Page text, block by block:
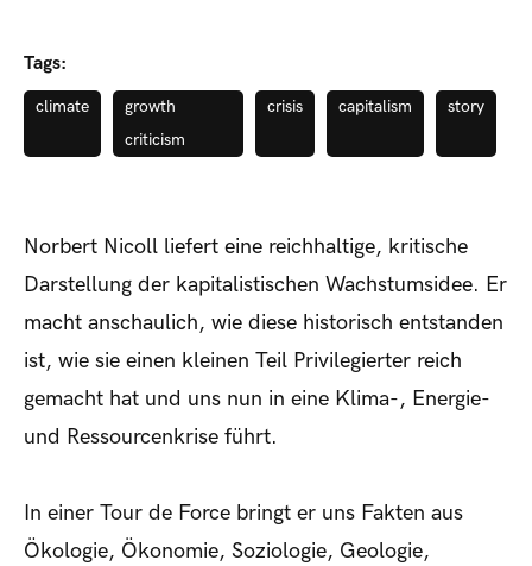
Tags:
climate
growth
criticism
crisis capitalism story
Norbert Nicoll liefert eine reichhaltige, kritische
Darstellung der kapitalistischen Wachstumsidee. Er
macht anschaulich, wie diese historisch entstanden
ist, wie sie einen kleinen Teil Privilegierter reich
gemacht hat und uns nun in eine Klima-, Energie-
und Ressourcenkrise führt.
In einer Tour de Force bringt er uns Fakten aus
Ökologie, Ökonomie, Soziologie, Geologie,